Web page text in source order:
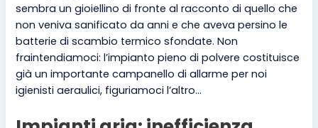
sembra un gioiellino di fronte al racconto di quello che
non veniva sanificato da anni e che aveva persino le
batterie di scambio termico sfondate. Non
fraintendiamoci: l’impianto pieno di polvere costituisce
già un importante campanello di allarme per noi
igienisti aeraulici, figuriamoci l’altro…